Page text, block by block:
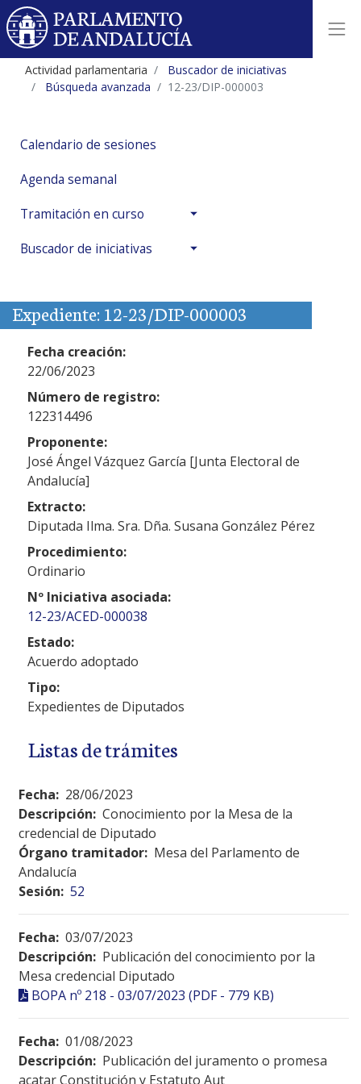
Actividad parlamentaria
Buscador de iniciativas
Búsqueda avanzada
12-23/DIP-000003
Calendario de sesiones
Agenda semanal
Tramitación en curso
Buscador de iniciativas
Expediente: 12-23/DIP-000003
Fecha creación:
22/06/2023
Número de registro:
122314496
Proponente:
José Ángel Vázquez García [Junta Electoral de
Andalucía]
Extracto:
Diputada Ilma. Sra. Dña. Susana González Pérez
Procedimiento:
Ordinario
Nº Iniciativa asociada:
12-23/ACED-000038
Estado:
Acuerdo adoptado
Tipo:
Expedientes de Diputados
Listas de trámites
Fecha: 28/06/2023
Descripción: Conocimiento por la Mesa de la
credencial de Diputado
Órgano tramitador: Mesa del Parlamento de
Andalucía
Sesión: 52
Fecha: 03/07/2023
Descripción: Publicación del conocimiento por la
Mesa credencial Diputado
BOPA nº 218 - 03/07/2023 (PDF - 779 KB)
Fecha: 01/08/2023
Descripción: Publicación del juramento o promesa
acatar Constitución y Estatuto Aut